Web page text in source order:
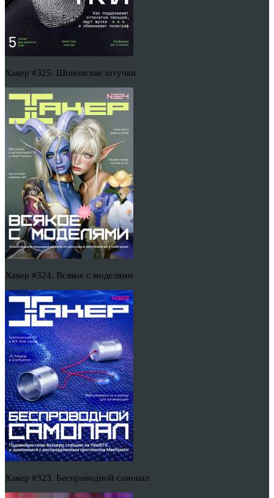
Хакер #325. Шпионские штучки
Хакер #324. Всякое с моделями
Хакер #323. Беспроводной самопал